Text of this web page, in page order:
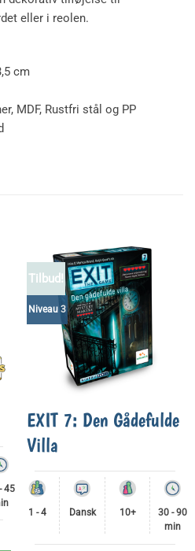
eller i reolen.
cm
MDF, Rustfri stål og PP
45
Tilbud!
Niveau 3
EXIT 7: Den Gådefulde
Villa
1 - 4 Dansk 10+
30 - 90
min